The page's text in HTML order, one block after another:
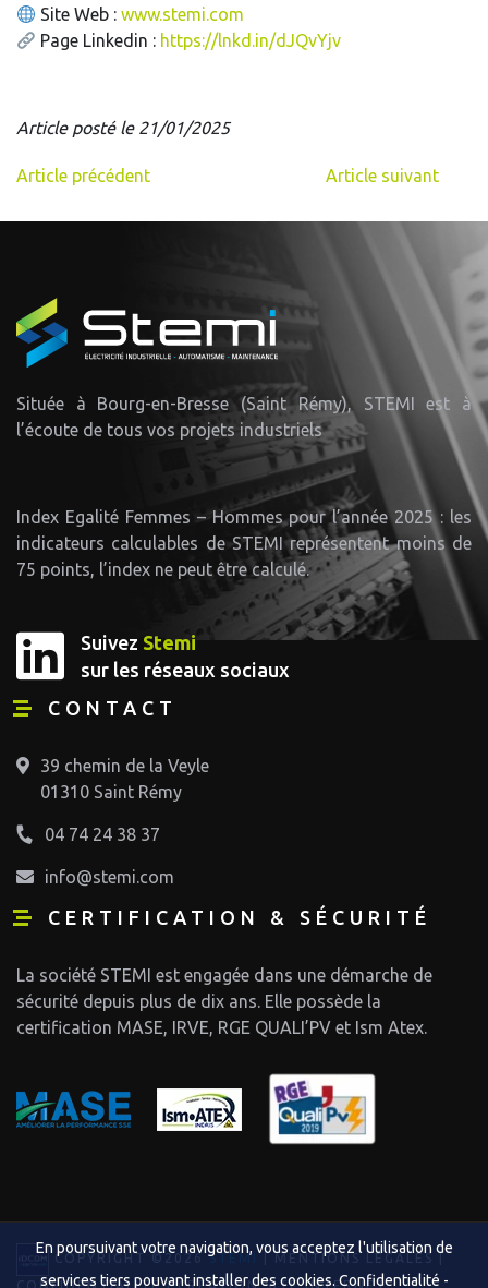
Site Web :www.stemi.com
Page Linkedin : https://lnkd.in/dJQvYjv
Article posté le 21/01/2025
Article précédent Article suivant
Située à Bourg-en-Bresse (Saint Rémy), STEMI est à
l’écoute de tous vos projets industriels
Index Egalité Femmes – Hommes pour l’année 2025 : les
indicateurs calculables de STEMI représentent moins de
75 points, l’index ne peut être calculé.
Suivez Stemi
sur les réseaux sociaux
CONTACT
39 chemin de la Veyle
01310 Saint Rémy
04 74 24 38 37
info@stemi.com
CERTIFICATION & SÉCURITÉ
La société STEMI est engagée dans une démarche de
sécurité depuis plus de dix ans. Elle possède la
certification MASE, IRVE, RGE QUALI’PV et Ism Atex.
COPYRIGHT ©2026STEMI MENTIONS LÉGALES
En poursuivant votre navigation, vous acceptez l'utilisation de
services tiers pouvant installer des cookies.Confidentialité -